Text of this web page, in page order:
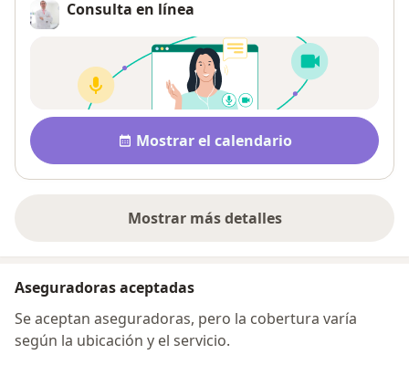
Consulta en línea
Disponibilidad
Mostrar el calendario
Mostrar más detalles
sobre la dirección
Aseguradoras aceptadas
Se aceptan aseguradoras, pero la cobertura varía
según la ubicación y el servicio.